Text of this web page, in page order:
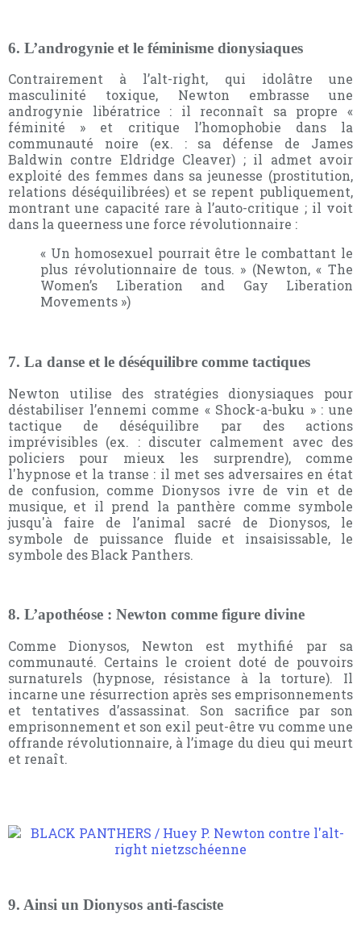
6. L’androgynie et le féminisme dionysiaques
Contrairement à l’alt-right, qui idolâtre une
masculinité toxique, Newton embrasse une
androgynie libératrice : il reconnaît sa propre «
féminité » et critique l’homophobie dans la
communauté noire (ex. : sa défense de James
Baldwin contre Eldridge Cleaver) ; il admet avoir
exploité des femmes dans sa jeunesse (prostitution,
relations déséquilibrées) et se repent publiquement,
montrant une capacité rare à l’auto-critique ; il voit
dans la queerness une force révolutionnaire :
« Un homosexuel pourrait être le combattant le
plus révolutionnaire de tous. » (Newton, « The
Women’s Liberation and Gay Liberation
Movements »)
7. La danse et le déséquilibre comme tactiques
Newton utilise des stratégies dionysiaques pour
déstabiliser l’ennemi comme « Shock-a-buku » : une
tactique de déséquilibre par des actions
imprévisibles (ex. : discuter calmement avec des
policiers pour mieux les surprendre), comme
l'hypnose et la transe : il met ses adversaires en état
de confusion, comme Dionysos ivre de vin et de
musique, et il prend la panthère comme symbole
jusqu'à faire de l’animal sacré de Dionysos, le
symbole de puissance fluide et insaisissable, le
symbole des Black Panthers.
8. L’apothéose : Newton comme figure divine
Comme Dionysos, Newton est mythifié par sa
communauté. Certains le croient doté de pouvoirs
surnaturels (hypnose, résistance à la torture). Il
incarne une résurrection après ses emprisonnements
et tentatives d’assassinat. Son sacrifice par son
emprisonnement et son exil peut-être vu comme une
offrande révolutionnaire, à l’image du dieu qui meurt
et renaît.
9. Ainsi un Dionysos anti-fasciste